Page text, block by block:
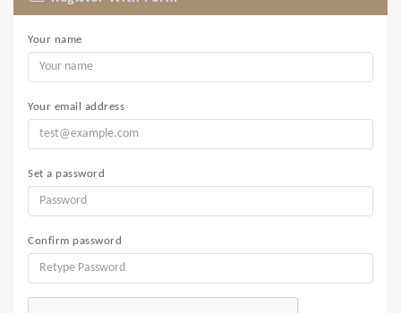
Your name
Your email address
Set a password
Confirm password